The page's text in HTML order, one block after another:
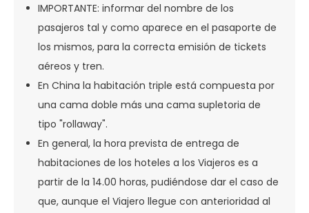
IMPORTANTE: informar del nombre de los
pasajeros tal y como aparece en el pasaporte de
los mismos, para la correcta emisión de tickets
aéreos y tren.
En China la habitación triple está compuesta por
una cama doble más una cama supletoria de
tipo "rollaway".
En general, la hora prevista de entrega de
habitaciones de los hoteles a los Viajeros es a
partir de la 14.00 horas, pudiéndose dar el caso de
que, aunque el Viajero llegue con anterioridad al